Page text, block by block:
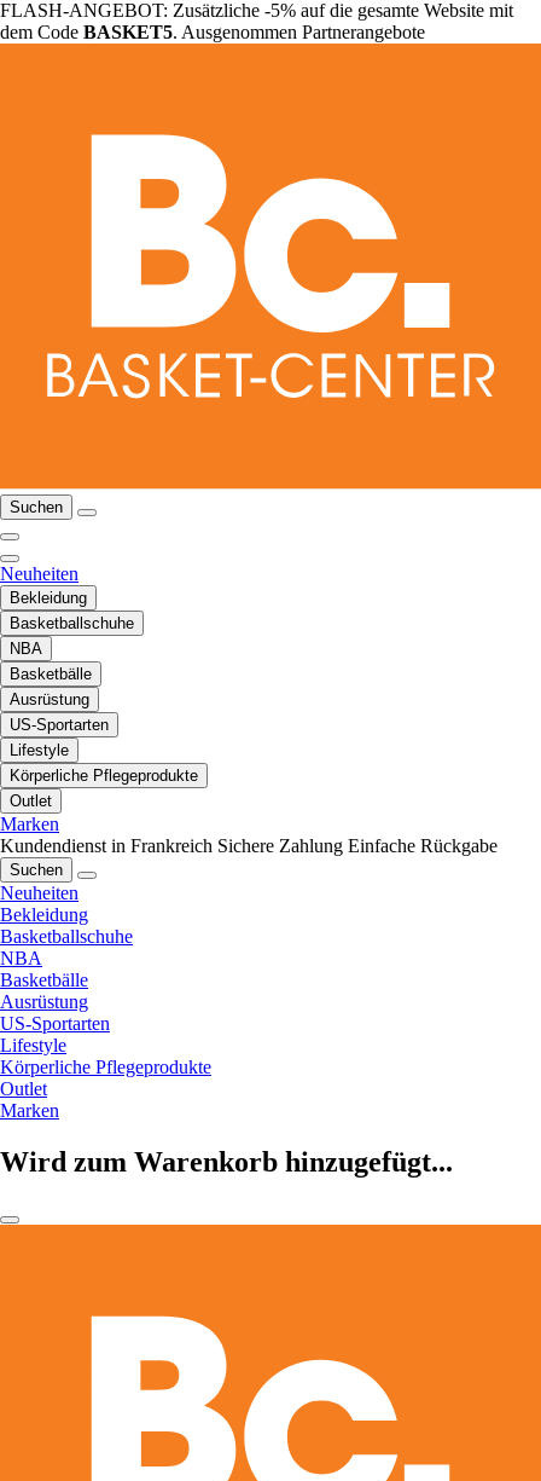
FLASH-ANGEBOT: Zusätzliche -5% auf die gesamte Website mit
dem Code BASKET5. Ausgenommen Partnerangebote
Suchen
Neuheiten
Bekleidung
Basketballschuhe
NBA
Basketbälle
Ausrüstung
US-Sportarten
Lifestyle
Körperliche Pflegeprodukte
Outlet
Marken
Kundendienst in Frankreich Sichere Zahlung Einfache Rückgabe
Suchen
Neuheiten
Bekleidung
Basketballschuhe
NBA
Basketbälle
Ausrüstung
US-Sportarten
Lifestyle
Körperliche Pflegeprodukte
Outlet
Marken
Wird zum Warenkorb hinzugefügt...